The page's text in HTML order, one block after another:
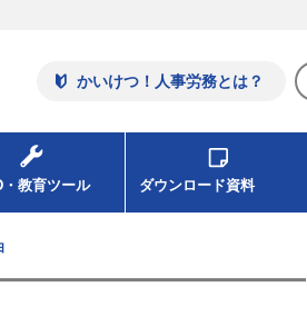
かいけつ！人事労務とは？
・教育ツール ダウンロード資料